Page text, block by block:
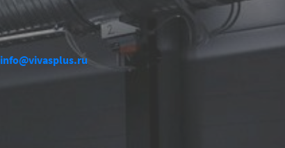
info@vivasplus.ru